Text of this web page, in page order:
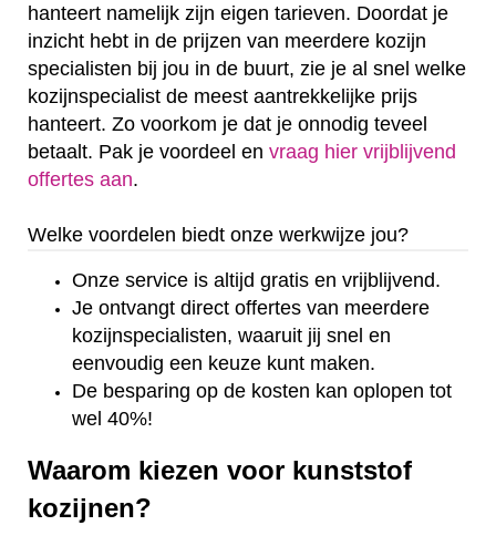
hanteert namelijk zijn eigen tarieven. Doordat je
inzicht hebt in de prijzen van meerdere kozijn
specialisten bij jou in de buurt, zie je al snel welke
kozijnspecialist de meest aantrekkelijke prijs
hanteert. Zo voorkom je dat je onnodig teveel
betaalt. Pak je voordeel en vraag hier vrijblijvend
offertes aan.
Welke voordelen biedt onze werkwijze jou?
Onze service is altijd gratis en vrijblijvend.
Je ontvangt direct offertes van meerdere
kozijnspecialisten, waaruit jij snel en
eenvoudig een keuze kunt maken.
De besparing op de kosten kan oplopen tot
wel 40%!
Waarom kiezen voor kunststof
kozijnen?